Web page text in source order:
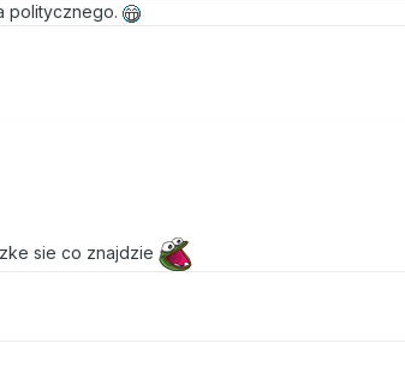
politycznego.
sie co znajdzie